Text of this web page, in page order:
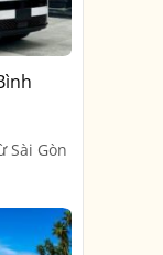
Sài Gòn